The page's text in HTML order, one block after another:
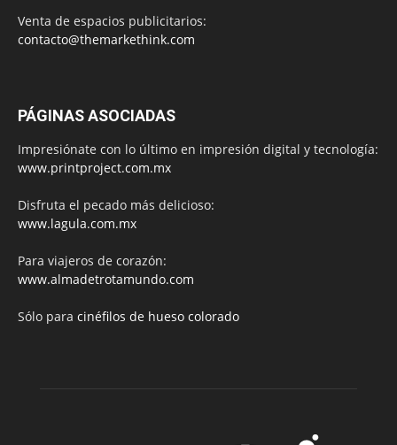
Venta de espacios publicitarios:
contacto@themarkethink.com
PÁGINAS ASOCIADAS
Impresiónate con lo último en impresión digital y tecnología:
www.printproject.com.mx
Disfruta el pecado más delicioso:
www.lagula.com.mx
Para viajeros de corazón:
www.almadetrotamundo.com
Sólo para cinéfilos de hueso colorado